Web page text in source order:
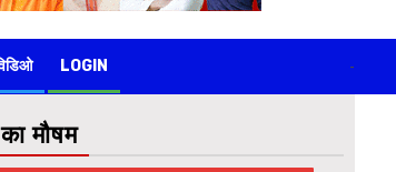
LOGIN -
मौषम